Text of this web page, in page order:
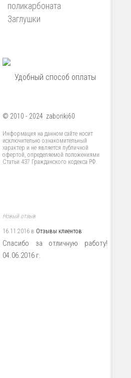
поликарбоната
Заглушки
Удобный способ оплаты
© 2010 - 2024 zaboriki60
Информация на данном сайте носит
исключительно ознакомительный
характер и не является публичной
офертой, определяемой положениями
Статьи 437 Гражданского кодекса РФ.
Новый отзыв
16.11.2016 в Отзывы клиентов
Спасибо за отличную работу!
04.06.2016 г.